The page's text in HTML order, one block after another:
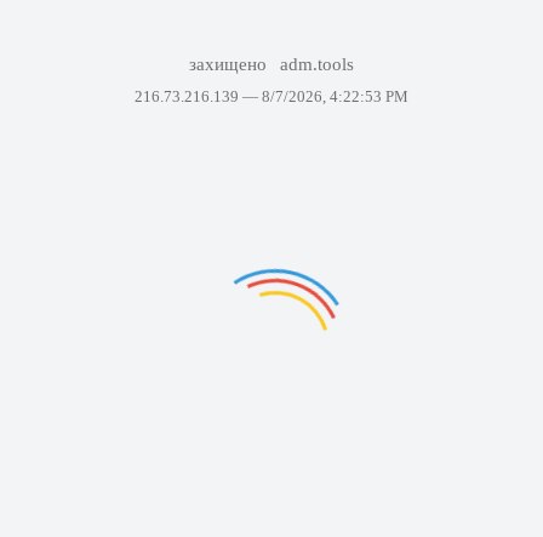
захищено adm.tools
216.73.216.139 — 8/7/2026, 4:22:53 PM